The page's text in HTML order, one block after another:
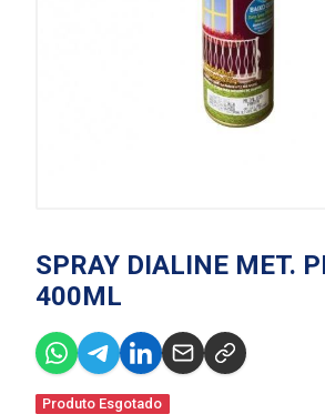
SPRAY DIALINE MET.
400ML
Produto Esgotado